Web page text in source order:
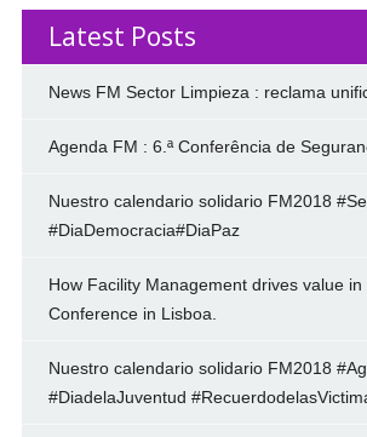
Latest Posts
News FM Sector Limpieza : reclama
Agenda FM : 6.ª Conferência de
Nuestro calendario solidario FM2018
#DiaDemocracia#DiaPaz
How Facility Management drives value in
Conference in Lisboa.
Nuestro calendario solidario FM2018
#DiadelaJuventud